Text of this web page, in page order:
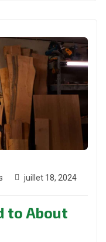
juillet 18, 2024
to About